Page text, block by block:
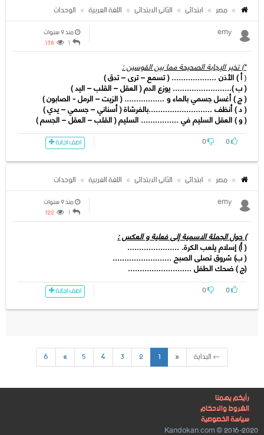
مصر ابتدائى الثانى الابتدائى اللغة العربية
الوحدات
emy
منذ 9 سنوات
1
138
*) تخیر الإجابة الصحیحة مما بین القوسین :
(أ ) الأذن ................... ( تسمع – ترى – تدق )
( ب )......................... یوزع الدم ( العقل – القلب – الید )
( ج ) أغسل جسمي بالماء و ................. ( الزیت – الرمل - الصابون )
( د ) أنظف ...........................بالفرشاة ( أسناني – جسمي – یدي )
( و ) العقل السلیم في ................ السلیم ( القلب – العقل – الجسم )
0
0 اضف اجابة
مصر ابتدائى الثانى الابتدائى اللغة العربية
الوحدات
emy
منذ 9 سنوات
1
122
) حول الجملة الاسمیة إلى فعلیة و العكس :
( أ) إسلام یلعب الكرة. ......................
( ب) شروق تصلى الصبح .........................
(ج ) ضحك الطفل ...........................
0
0 اضف اجابة
← البداية «
1
2
3
4
5
»
6
رأيكم يهمنا
الشروط والاحكام
سياسة الخصوصية
2016-2020 © Kandokan.com